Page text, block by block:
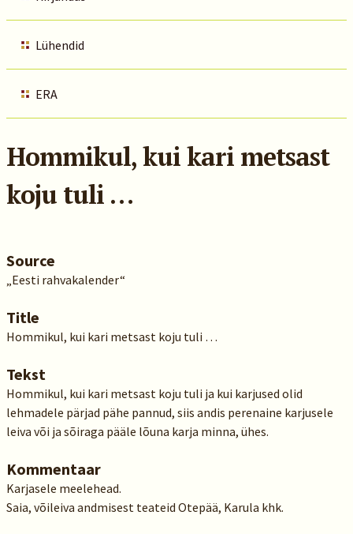
Lühendid
ERA
Hommikul, kui kari metsast
koju tuli …
Source
„Eesti rahvakalender“
Title
Hommikul, kui kari metsast koju tuli …
Tekst
Hommikul, kui kari metsast koju tuli ja kui karjused olid
lehmadele pärjad pähe pannud, siis andis perenaine karjusele
leiva või ja sõiraga pääle lõuna karja minna, ühes.
Kommentaar
Karjasele meelehead.
Saia, võileiva andmisest teateid Otepää, Karula khk.